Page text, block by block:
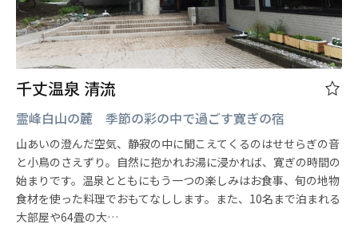
千丈温泉 清流
霊峰白山の麓 季節の彩の中で過ごす寛ぎの宿
山あいの澄んだ空気、静寂の中に聞こえてくるのはせせらぎの音
と小鳥のさえずり。自然に抱かれお湯に浸かれば、寛ぎの時間の
始まりです。温泉とともにもう一つの楽しみはお食事、旬の地物
食材を使った料理でおもてなしします。また、10名まで泊まれる
大部屋や64畳の大…